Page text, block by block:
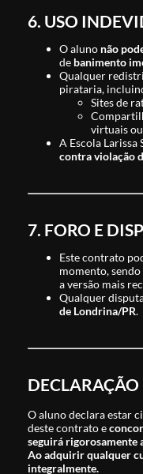
6. USO
O aluno não
de banimento
Qualquer
pirataria,
Sites de
virtuais
A Escola Larissa
contra violação
7. FORO E
Este contrato
momento,
a versão mais
Qualquer
de Londrina/PR.
O aluno declara estar
deste contrato e
seguirá rigorosamente
Ao adquirir qualquer
integralmente.